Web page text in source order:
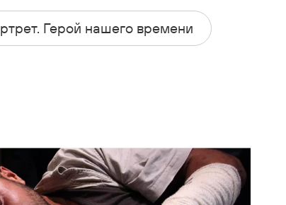
Герой нашего времени